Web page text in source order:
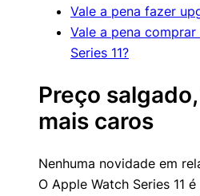
Vale a pena fazer
Vale a pena
Series 11?
Preço
mais caros
Nenhuma novidade em
O Apple Watch Series 11